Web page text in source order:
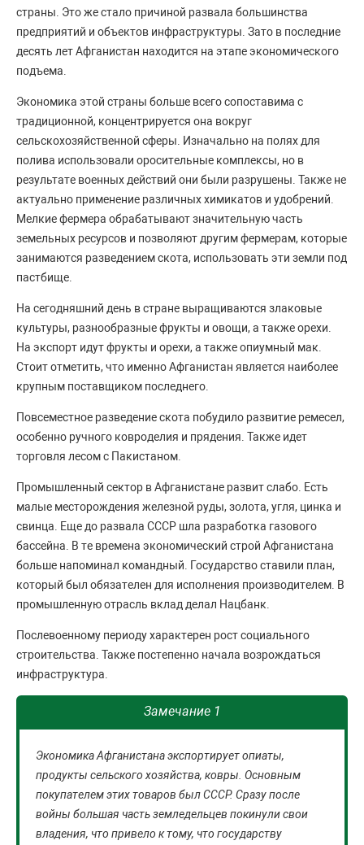
страны. Это же стало причиной развала большинства
предприятий и объектов инфраструктуры. Зато в последние
десять лет Афганистан находится на этапе экономического
подъема.
Экономика этой страны больше всего сопоставима с
традиционной, концентрируется она вокруг
сельскохозяйственной сферы. Изначально на полях для
полива использовали оросительные комплексы, но в
результате военных действий они были разрушены. Также не
актуально применение различных химикатов и удобрений.
Мелкие фермера обрабатывают значительную часть
земельных ресурсов и позволяют другим фермерам, которые
занимаются разведением скота, использовать эти земли под
пастбище.
На сегодняшний день в стране выращиваются злаковые
культуры, разнообразные фрукты и овощи, а также орехи.
На экспорт идут фрукты и орехи, а также опиумный мак.
Стоит отметить, что именно Афганистан является наиболее
крупным поставщиком последнего.
Повсеместное разведение скота побудило развитие ремесел,
особенно ручного ковроделия и прядения. Также идет
торговля лесом с Пакистаном.
Промышленный сектор в Афганистане развит слабо. Есть
малые месторождения железной руды, золота, угля, цинка и
свинца. Еще до развала СССР шла разработка газового
бассейна. В те времена экономический строй Афганистана
больше напоминал командный. Государство ставили план,
который был обязателен для исполнения производителем. В
промышленную отрасль вклад делал Нацбанк.
Послевоенному периоду характерен рост социального
строительства. Также постепенно начала возрождаться
инфраструктура.
Замечание 1
Экономика Афганистана экспортирует опиаты,
продукты сельского хозяйства, ковры. Основным
покупателем этих товаров был СССР. Сразу после
войны большая часть земледельцев покинули свои
владения, что привело к тому, что государству